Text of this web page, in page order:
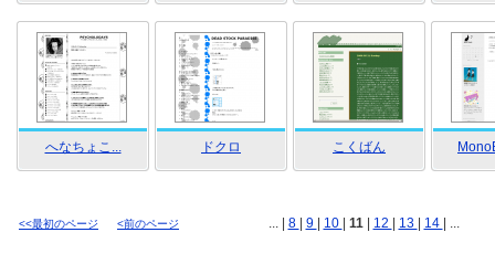
へなちょこ... ドクロ こくばん
<<最初のページ <前のページ ... | 8 9 10 11 12 13 14 | ...